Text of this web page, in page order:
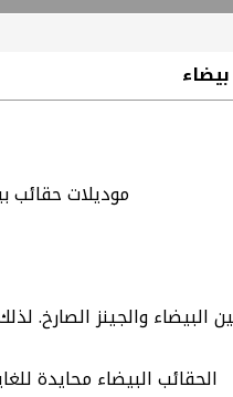
موديلات حقائب
الحقائب البيضاء محايدة